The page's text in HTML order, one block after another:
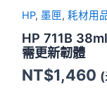
HP,墨匣,耗材用
HP 711B
需更新韌體
NT$1,460
代
CZ129A
需
更
新